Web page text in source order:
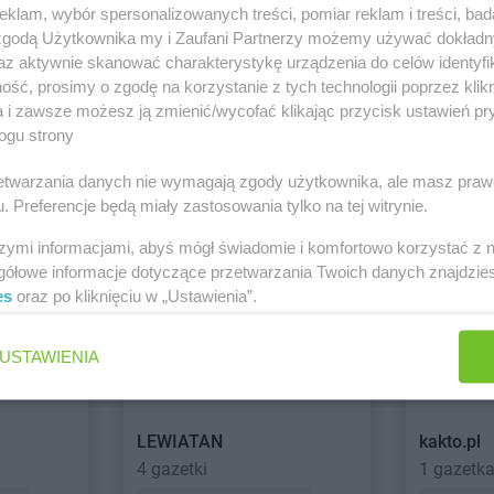
castorama Lipnik castorama
castorama Nysa
castorama Poznań
castorama
castorama Rybnik
castorama Rzeszów
castorama Stojadła
castorama
7 gazetek
Dodaj do ulubionych
2 gazetki
Dodaj do
LEWIATAN
4 gazetki
kakto.pl
1 gazetka
wybór spersonalizowanych treści, pomiar reklam i treści,
Użytkownika my i Zaufani Partnerzy możemy używać
aktywnie skanować charakterystykę urządzenia do celów
prosimy o zgodę na korzystanie z tych technologii poprzez
i zawsze możesz ją zmienić/wycofać klikając przycisk ustawień
strony
danych nie wymagają zgody użytkownika, ale masz
Preferencje będą miały zastosowania tylko na tej witrynie.
informacjami, abyś mógł świadomie i komfortowo korzystać z
informacje dotyczące przetwarzania Twoich danych
oraz po kliknięciu w „Ustawienia”.
USTAWIENIA